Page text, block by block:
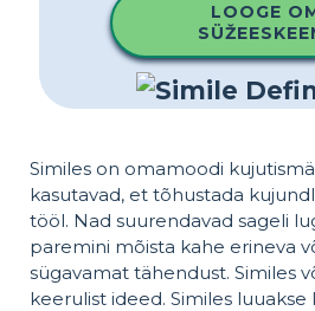
LOOGE
Similes on omamoodi
kasutavad, et tõhustada
tööl. Nad suurendavad sageli
paremini mõista kahe erineva
sügavamat tähendust. Similes
keerulist ideed. Similes